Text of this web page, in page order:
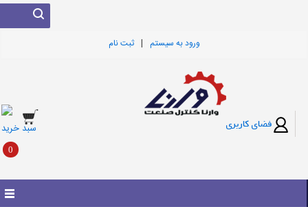
ورود به سيستم| ثبت نام
فضای کاربری سبد خرید
0